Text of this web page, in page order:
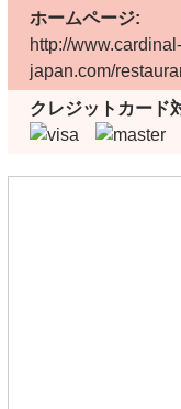
ホームページ:
http://www.cardinal-
japan.com/
クレジットカード